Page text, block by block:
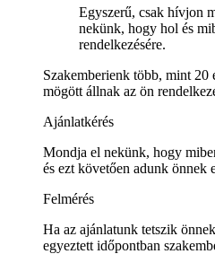
Egyszerű, csak hívjon
nekünk, hogy hol és
rendelkezésére.
Szakemberienk több, mint 20
mögött állnak az ön
Ajánlatkérés
Mondja el nekünk, hogy
és ezt követően adunk önnek
Felmérés
Ha az ajánlatunk tetszik
egyeztett időpontban